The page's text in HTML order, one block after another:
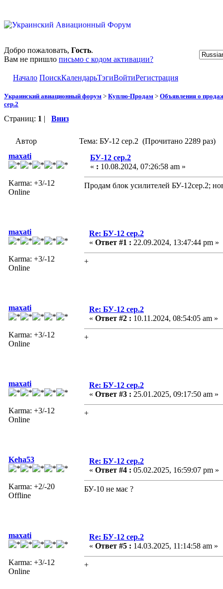
Добро пожаловать, Гость.
Вам не пришло письмо с кодом активации?
Начало ПоискКалендарьТэгиВойтиРегистрация
Украинский авиационный форум > Куплю-Продам > Объявления о
сер.2
Страниц: 1 | Вниз
Автор
Тема: БУ-12 сер.2 (Прочитано 2289 раз)
maxati
Karma: +3/-12
Online
БУ-12 сер.2
« : 10.08.2024, 07:26:58 am »
Продам блок усилителей БУ-12сер.2;
maxati
Karma: +3/-12
Online
Re: БУ-12 сер.2
« Ответ #1 : 22.09.2024, 13:47:44 pm »
+
maxati
Karma: +3/-12
Online
Re: БУ-12 сер.2
« Ответ #2 : 10.11.2024, 08:54:05 am »
+
maxati
Karma: +3/-12
Online
Re: БУ-12 сер.2
« Ответ #3 : 25.01.2025, 09:17:50 am »
+
Keha53
Karma: +2/-20
Offline
Re: БУ-12 сер.2
« Ответ #4 : 05.02.2025, 16:59:07 pm »
БУ-10 не має ?
maxati
Karma: +3/-12
Online
Re: БУ-12 сер.2
« Ответ #5 : 14.03.2025, 11:14:58 am »
+